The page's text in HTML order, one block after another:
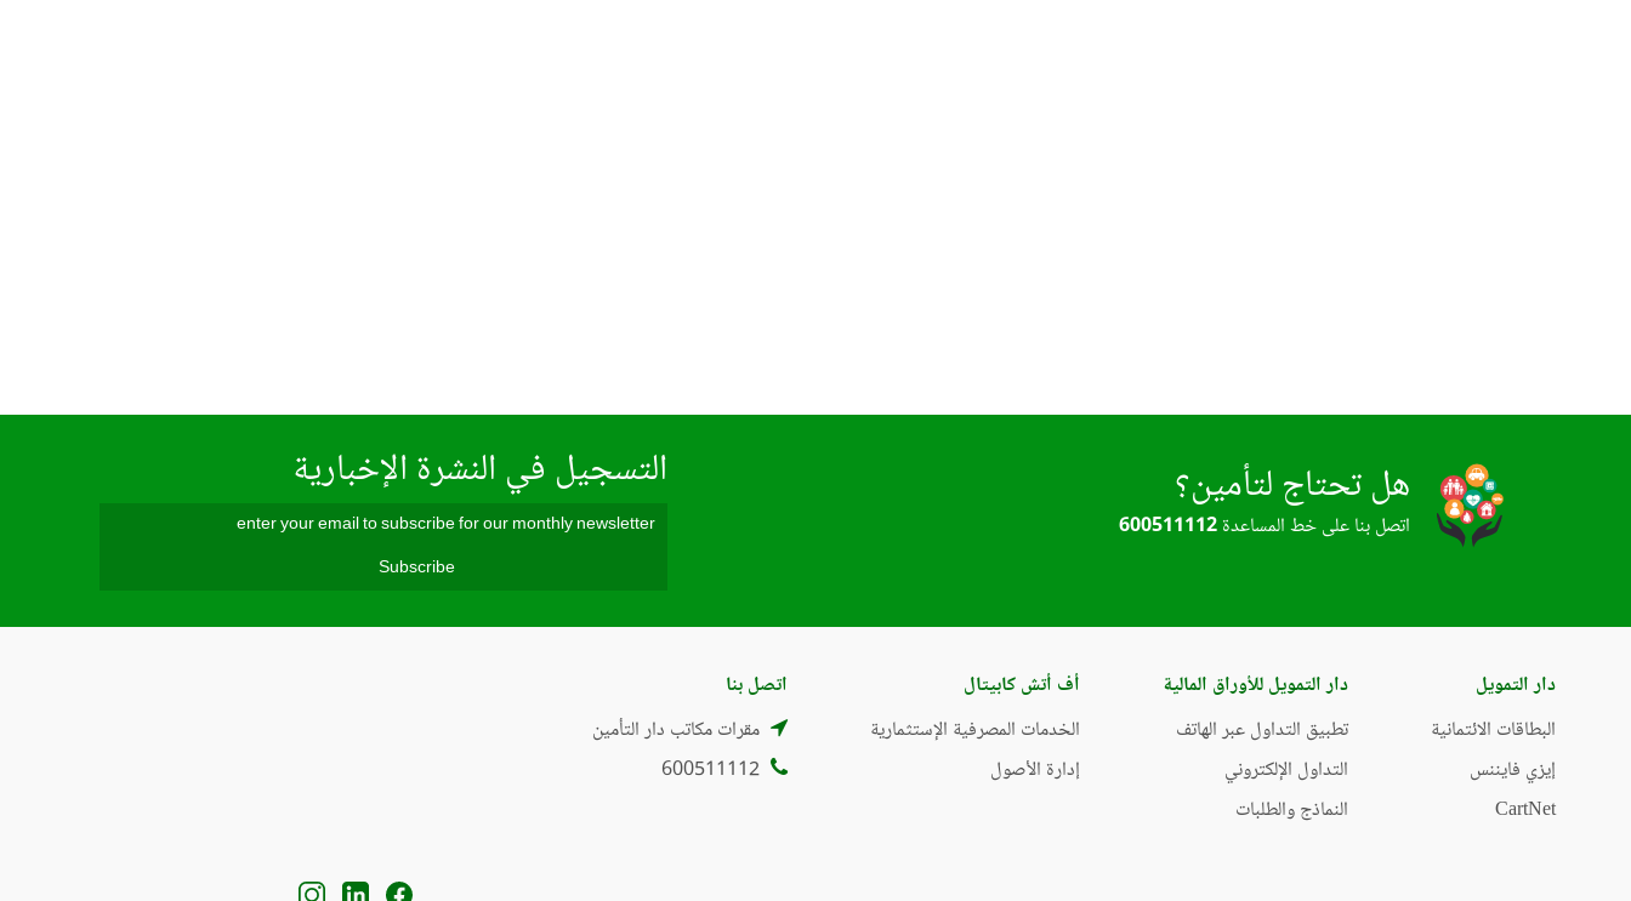
هل تحتاج لتأمين؟
اتصل بنا على خط المساعدة600511112
التسجيل في النشرة الإخبارية
دار التمويل
البطاقات الائتمانية
إيزي فايننس
CartNet
دار التمويل للأوراق المالية
تطبيق التداول عبر الهاتف
التداول الإلكتروني
النماذج والطلبات
أف أتش كابيتال
الخدمات المصرفية الإستثمارية
إدارة الأصول
اتصل بنا
مقرات مكاتب دار التأمين
600511112